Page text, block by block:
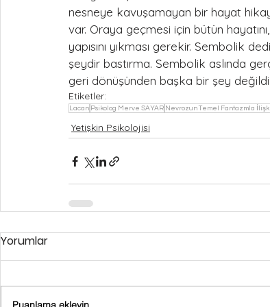
nesneye kavuşamayan bir hayat
var. Oraya geçmesi için bütün
yapısını yıkması gerekir. Sembolik
şeydir bastırma. Sembolik aslında
geri dönüşünden başka bir şey
Etiketler:
Lacan Psikolog Merve SAYAR Nevrozun Temel Fantazmla
Yetişkin Psikolojisi
Yorumlar